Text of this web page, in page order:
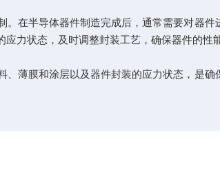
半导体器件制造完成后，通常需要对器件
力状态，及时调整封装工艺，确保器件的性
膜和涂层以及器件封装的应力状态，是确